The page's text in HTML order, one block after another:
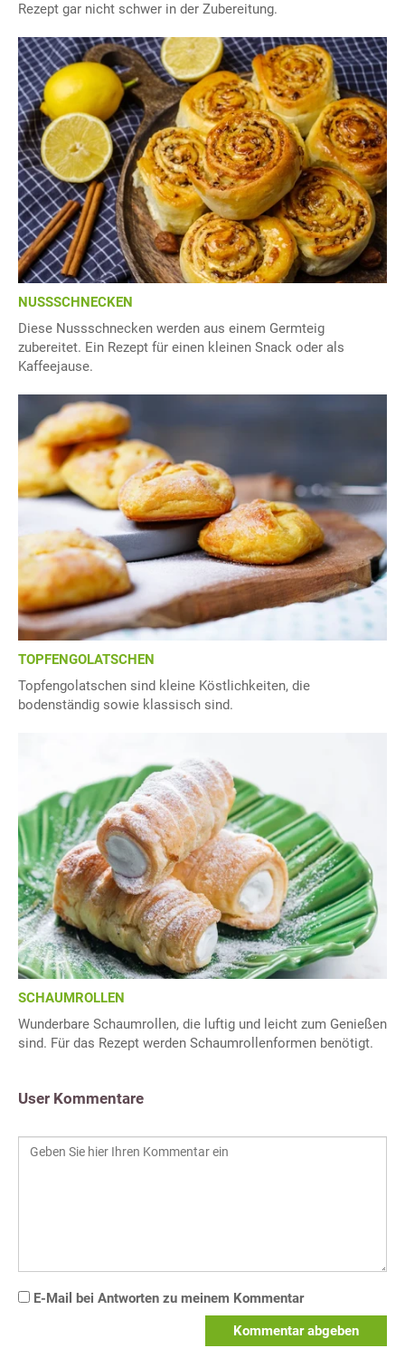
Rezept gar nicht schwer in der Zubereitung.
NUSSSCHNECKEN
Diese Nussschnecken werden aus einem Germteig
zubereitet. Ein Rezept für einen kleinen Snack oder als
Kaffeejause.
TOPFENGOLATSCHEN
Topfengolatschen sind kleine Köstlichkeiten, die
bodenständig sowie klassisch sind.
SCHAUMROLLEN
Wunderbare Schaumrollen, die luftig und leicht zum Genießen
sind. Für das Rezept werden Schaumrollenformen benötigt.
User Kommentare
E-Mail bei Antworten zu meinem Kommentar
Kommentar abgeben